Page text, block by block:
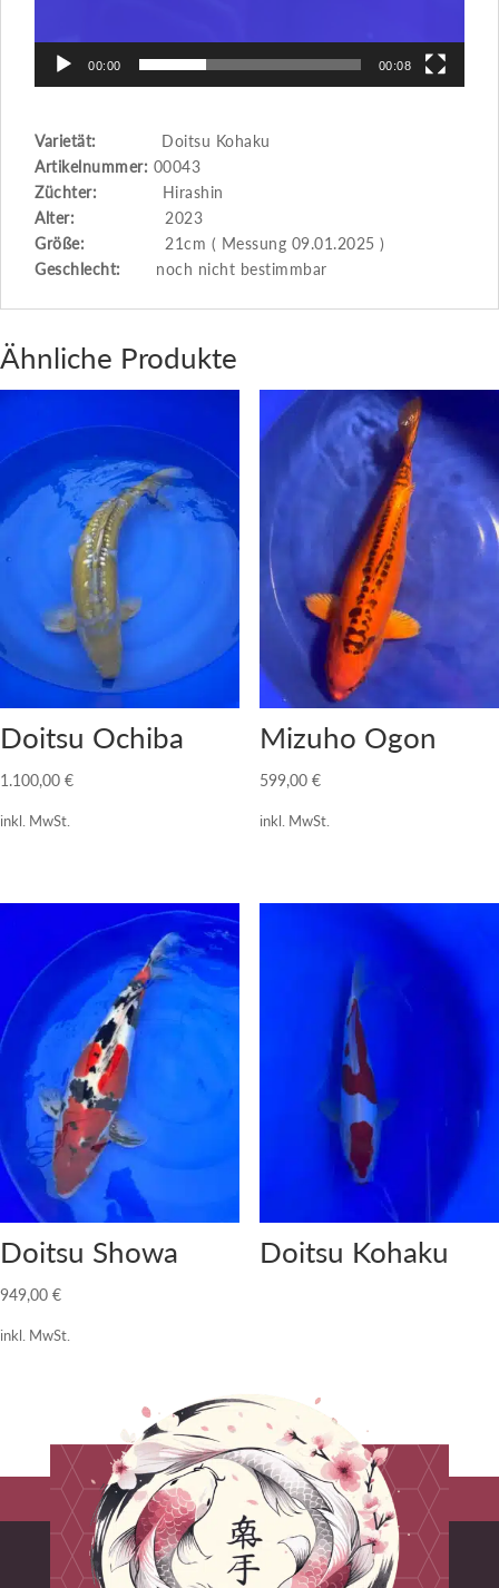
00:00 00:08
Varietät: Doitsu Kohaku
Artikelnummer: 00043
Züchter: Hirashin
Alter: 2023
Größe: 21cm ( Messung 09.01.2025 )
Geschlecht: noch nicht bestimmbar
Ähnliche Produkte
Doitsu Ochiba
1.100,00 €
inkl. MwSt.
Mizuho Ogon
599,00 €
inkl. MwSt.
Doitsu Showa
949,00 €
inkl. MwSt.
Doitsu Kohaku